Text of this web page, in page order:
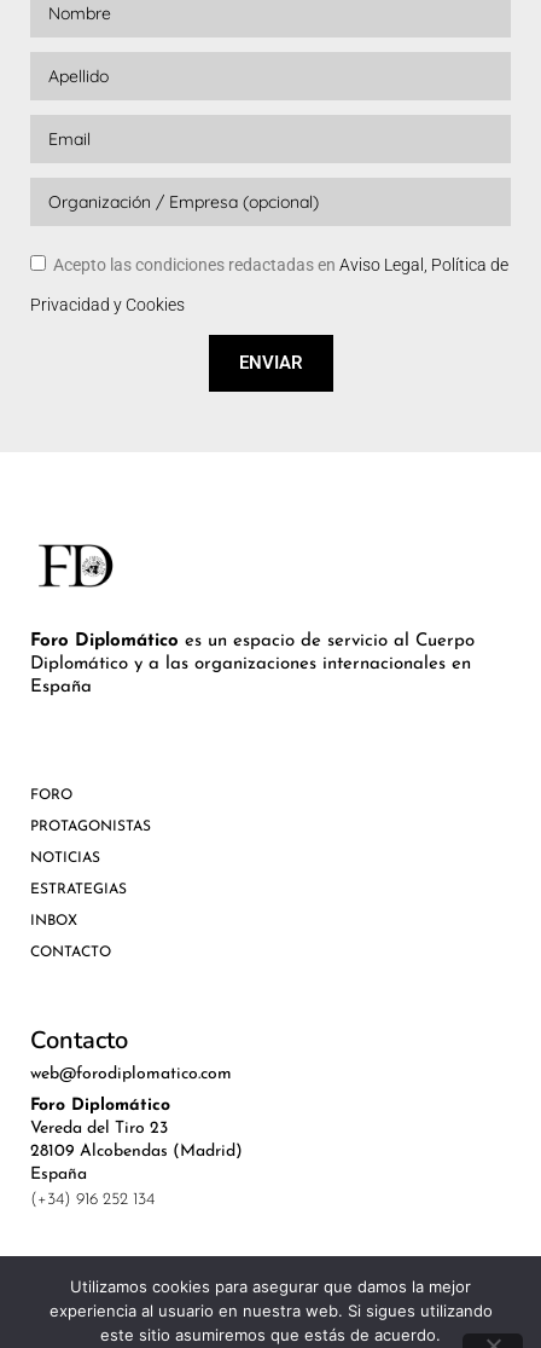
Acepto las condiciones redactadas en Aviso Legal, Política de
Privacidad y Cookies
ENVIAR
Foro Diplomático es un espacio de servicio al Cuerpo
Diplomático y a las organizaciones internacionales en
España
FORO
PROTAGONISTAS
NOTICIAS
ESTRATEGIAS
INBOX
CONTACTO
Contacto
web@forodiplomatico.com
Foro Diplomático
Vereda del Tiro 23
28109 Alcobendas (Madrid)
España
(+34) 916 252 134
©Royal Lis Spain 2024
Utilizamos cookies para asegurar que damos la mejor
experiencia al usuario en nuestra web. Si sigues utilizando
este sitio asumiremos que estás de acuerdo.